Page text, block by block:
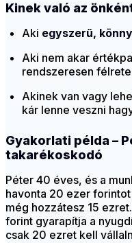
Kinek való az
Aki egyszerű,
Aki nem akar
rendszeresen
Akinek van vagy
kár lenne veszni
Gyakorlati példa –
takarékoskodó
Péter 40 éves, és a
havonta 20 ezer
még hozzátesz 15
forint gyarapítja a
csak 20 ezret kell